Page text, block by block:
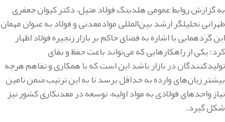
به گزارش روابط عمومی هلدینگ فولاد متیل، دکتر کیوان جعفری
طهرانی تحلیلگر ارشد بین‌المللی موادمعدنی و فولاد به عنوان مهمان
این گردهمایی با اشاره به فضای حاکم بر بازار زنجیره فولاد اظهار
کرد: یکی از راهکارهایی که می‌تواند باعث حفظ و بقای
تولیدکنندگان در بازار باشد این است که با همکاری و تفاهم هرچه
بیشتر زیان‌های وارده به حداقل برسد تا به این ترتیب ضمن تامین
نیاز واحدهای فولادی به مواد اولیه، توسعه در معدنکاری کشور نیز
شکل گیرد.